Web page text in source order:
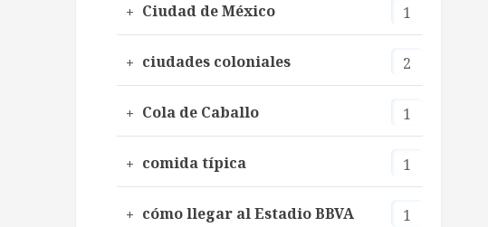
Ciudad de México 1
ciudades coloniales 2
Cola de Caballo 1
comida típica 1
cómo llegar al Estadio BBVA 1